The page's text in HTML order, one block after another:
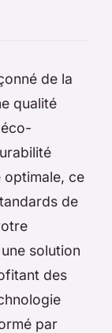
de la
qualité
optimale, ce
de
solution
des
par